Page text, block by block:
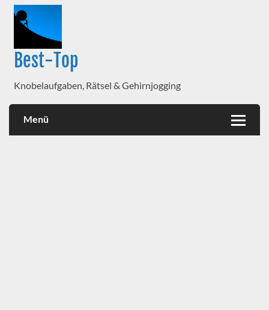
Best-Top
Knobelaufgaben, Rätsel & Gehirnjogging
Menü